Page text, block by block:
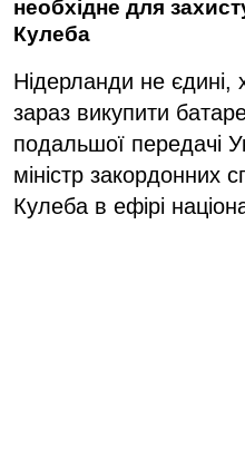
необхідне для
Кулеба
Нідерланди не єдині,
зараз викупити
подальшої передачі
міністр закордонних
Кулеба в ефірі